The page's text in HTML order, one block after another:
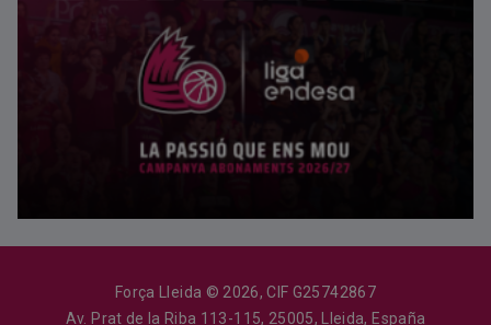
Força Lleida © 2026, CIF G25742867
Av. Prat de la Riba 113-115, 25005, Lleida, España